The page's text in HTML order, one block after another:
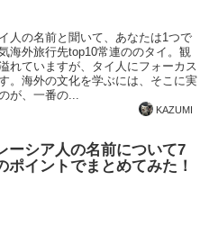
人の名前と聞いて、あなたは1つで
海外旅行先top10常連ののタイ。観
れていますが、タイ人にフォーカス
。海外の文化を学ぶには、そこに実
が、一番の...
KAZUMI
ーシア人の名前について7
ポイントでまとめてみた！